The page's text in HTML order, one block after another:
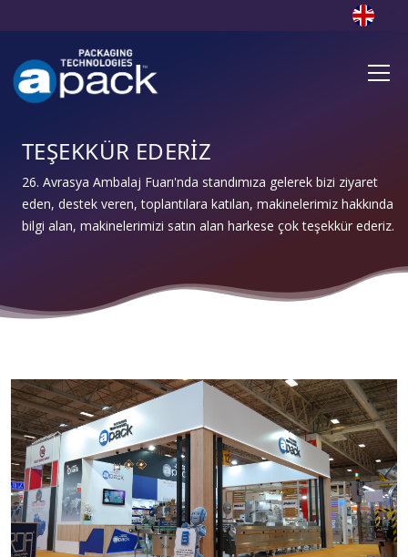
TEŞEKKÜR EDERİZ
26. Avrasya Ambalaj Fuarı'nda standımıza gelerek bizi ziyaret
eden, destek veren, toplantılara katılan, makinelerimiz hakkında
bilgi alan, makinelerimizi satın alan harkese çok teşekkür ederiz.